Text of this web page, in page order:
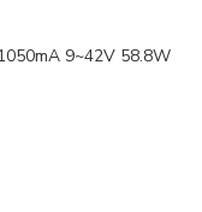
9~42V 58.8W